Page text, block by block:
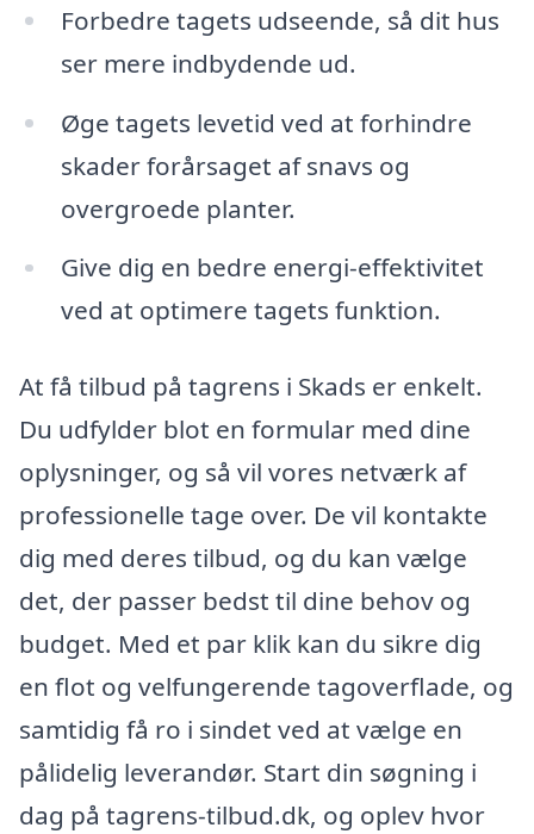
Forbedre tagets udseende, så dit hus
ser mere indbydende ud.
Øge tagets levetid ved at forhindre
skader forårsaget af snavs og
overgroede planter.
Give dig en bedre energi-effektivitet
ved at optimere tagets funktion.
At få tilbud på tagrens i Skads er enkelt.
Du udfylder blot en formular med dine
oplysninger, og så vil vores netværk af
professionelle tage over. De vil kontakte
dig med deres tilbud, og du kan vælge
det, der passer bedst til dine behov og
budget. Med et par klik kan du sikre dig
en flot og velfungerende tagoverflade, og
samtidig få ro i sindet ved at vælge en
pålidelig leverandør. Start din søgning i
dag på tagrens-tilbud.dk, og oplev hvor